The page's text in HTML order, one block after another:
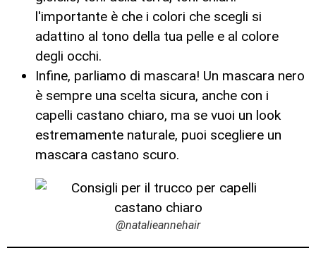
l'importante è che i colori che scegli si
adattino al tono della tua pelle e al colore
degli occhi.
Infine, parliamo di mascara! Un mascara nero
è sempre una scelta sicura, anche con i
capelli castano chiaro, ma se vuoi un look
estremamente naturale, puoi scegliere un
mascara castano scuro.
@natalieannehair